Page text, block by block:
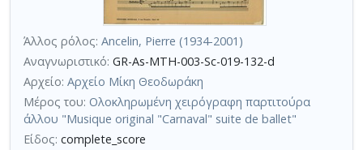
Άλλος ρόλος: Ancelin, Pierre (1934-2001)
Αναγνωριστικό: GR-As-MTH-003-Sc-019-132-d
Αρχείο: Αρχείο Μίκη Θεοδωράκη
Μέρος του: Ολοκληρωμένη χειρόγραφη παρτιτούρα
άλλου "Musique original "Carnaval" suite de ballet"
Είδος: complete_score